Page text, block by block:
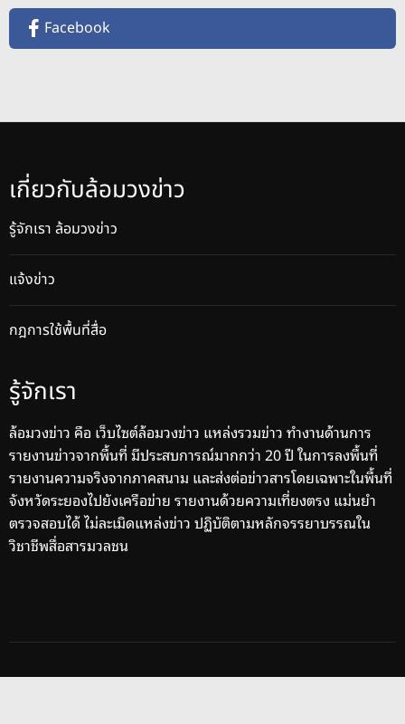
Facebook
เกี่ยวกับล้อมวงข่าว
รู้จักเรา ล้อมวงข่าว
แจ้งข่าว
กฎการใช้พื้นที่สื่อ
รู้จักเรา
ล้อมวงข่าว คือ เว็บไซต์ล้อมวงข่าว แหล่งรวมข่าว ทำงานด้านการ
รายงานข่าวจากพื้นที่ มีประสบการณ์มากกว่า 20 ปี ในการลงพื้นที่
รายงานความจริงจากภาคสนาม และส่งต่อข่าวสารโดยเฉพาะในพื้นที่
จังหวัดระยองไปยังเครือข่าย รายงานด้วยความเที่ยงตรง แม่นยำ
ตรวจสอบได้ ไม่ละเมิดแหล่งข่าว ปฏิบัติตามหลักจรรยาบรรณใน
วิชาชีพสื่อสารมวลชน